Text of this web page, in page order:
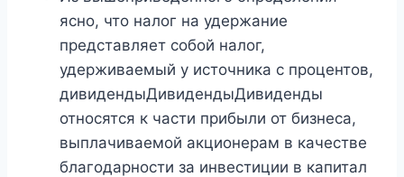
ясно, что налог на удержание
представляет собой налог,
удерживаемый у источника с процентов,
дивидендыДивидендыДивиденды
относятся к части прибыли от бизнеса,
выплачиваемой акционерам в качестве
благодарности за инвестиции в капитал